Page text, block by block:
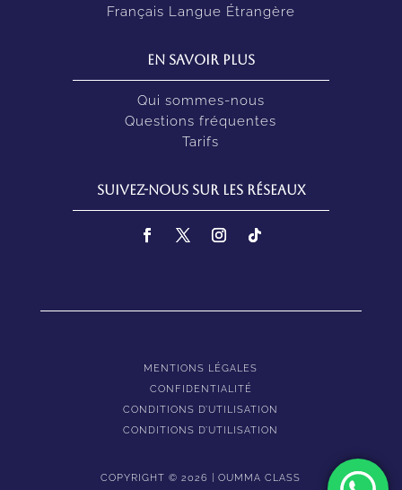
Français Langue Étrangère
En savoir plus
Qui sommes-nous
Questions fréquentes
Tarifs
Suivez-nous sur les réseaux
MENTIONS LÉGALES
CONFIDENTIALITÉ
CONDITIONS D’UTILISATION
CONDITIONS D’UTILISATION
COPYRIGHT © 2026 | OUMMA CLASS